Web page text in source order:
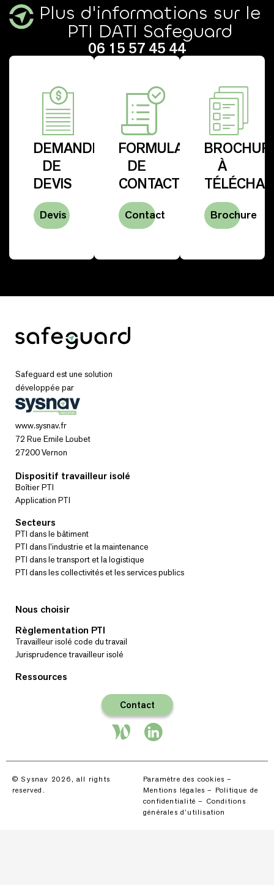
Plus d'informations sur le
PTI DATI Safeguard
06 15 57 45 44
DEMANDE
DE
DEVIS
Devis
FORMULAIRE
DE
CONTACT
Contact
À
Brochure
Safeguard est une solution
développée par
www.sysnav.fr
72 Rue Emile Loubet
27200 Vernon
Dispositif travailleur isolé
Boîtier PTI
Application PTI
Secteurs
PTI dans le bâtiment
PTI dans l’industrie et la maintenance
PTI dans le transport et la logistique
PTI dans les collectivités et les services publics
Nous choisir
Règlementation PTI
Travailleur isolé code du travail
Jurisprudence travailleur isolé
Ressources
Contact
© Sysnav 2026, all rights
reserved.
Paramètre des cookies –
Mentions légales – Politique de
confidentialité – Conditions
générales d’utilisation